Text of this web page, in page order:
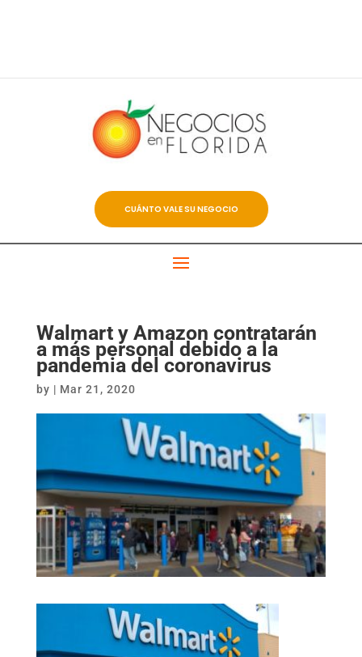
CUÁNTO VALE SU NEGOCIO
Walmart y Amazon contratarán
a más personal debido a la
pandemia del coronavirus
by | Mar 21, 2020